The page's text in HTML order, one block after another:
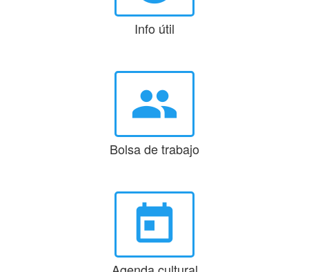
Info útil
group
Bolsa de trabajo
today